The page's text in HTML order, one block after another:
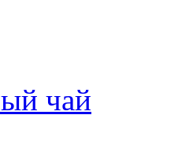
чай